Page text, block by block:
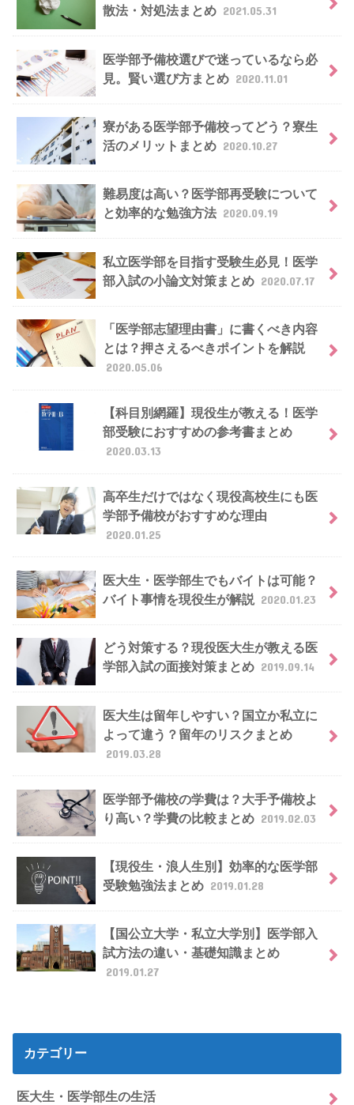
散法・対処法まとめ 2021.05.31
医学部予備校選びで迷っているなら必
見。賢い選び方まとめ 2020.11.01
寮がある医学部予備校ってどう？寮生
活のメリットまとめ 2020.10.27
難易度は高い？医学部再受験について
と効率的な勉強方法 2020.09.19
私立医学部を目指す受験生必見！医学
部入試の小論文対策まとめ 2020.07.17
「医学部志望理由書」に書くべき内容
とは？押さえるべきポイントを解説
2020.05.06
【科目別網羅】現役生が教える！医学
部受験におすすめの参考書まとめ
2020.03.13
高卒生だけではなく現役高校生にも医
学部予備校がおすすめな理由
2020.01.25
医大生・医学部生でもバイトは可能？
バイト事情を現役生が解説 2020.01.23
どう対策する？現役医大生が教える医
学部入試の面接対策まとめ 2019.09.14
医大生は留年しやすい？国立か私立に
よって違う？留年のリスクまとめ
2019.03.28
医学部予備校の学費は？大手予備校よ
り高い？学費の比較まとめ 2019.02.03
【現役生・浪人生別】効率的な医学部
受験勉強法まとめ 2019.01.28
【国公立大学・私立大学別】医学部入
試方法の違い・基礎知識まとめ
2019.01.27
カテゴリー
医大生・医学部生の生活